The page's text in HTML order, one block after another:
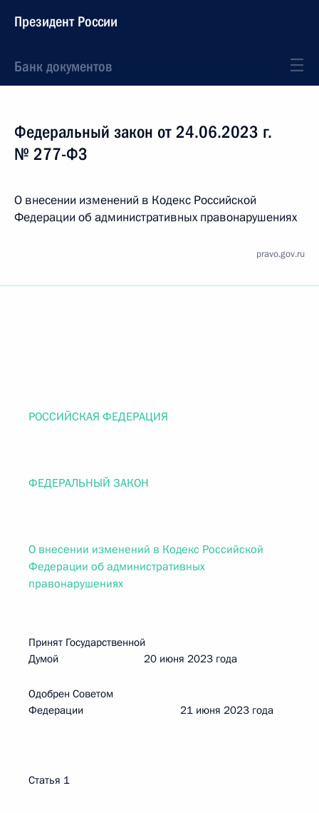
Президент России
Банк документов
Федеральный закон от 24.06.2023 г.
№ 277-ФЗ
О внесении изменений в Кодекс Российской
Федерации об административных правонарушениях
pravo.gov.ru
РОССИЙСКАЯ ФЕДЕРАЦИЯ
ФЕДЕРАЛЬНЫЙ ЗАКОН
О внесении изменений в Кодекс Российской
Федерации об административных
правонарушениях
Принят Государственной
Думой 20 июня 2023 года
Одобрен Советом
Федерации 21 июня 2023 года
Статья 1